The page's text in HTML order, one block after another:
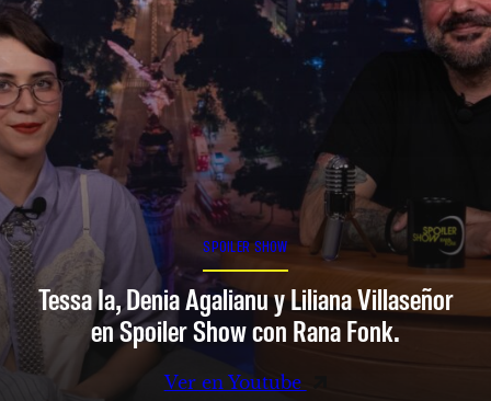
SPOILER SHOW
Tessa Ia, Denia Agalianu y Liliana Villaseñor
en Spoiler Show con Rana Fonk.
Ver en Youtube